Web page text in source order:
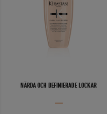
NÄRDA OCH DEFINIERADE LOCKAR